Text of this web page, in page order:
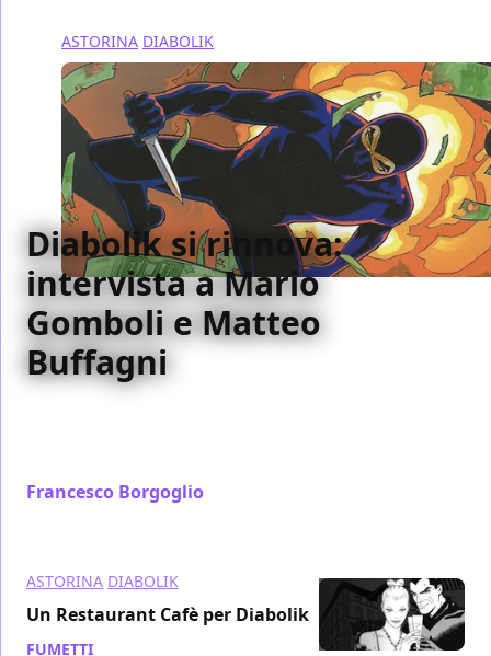
ASTORINA DIABOLIK
Diabolik si rinnova:
intervista a Mario
Gomboli e Matteo
Buffagni
Francesco Borgoglio
ASTORINA DIABOLIK
Un Restaurant Cafè per Diabolik
FUMETTI